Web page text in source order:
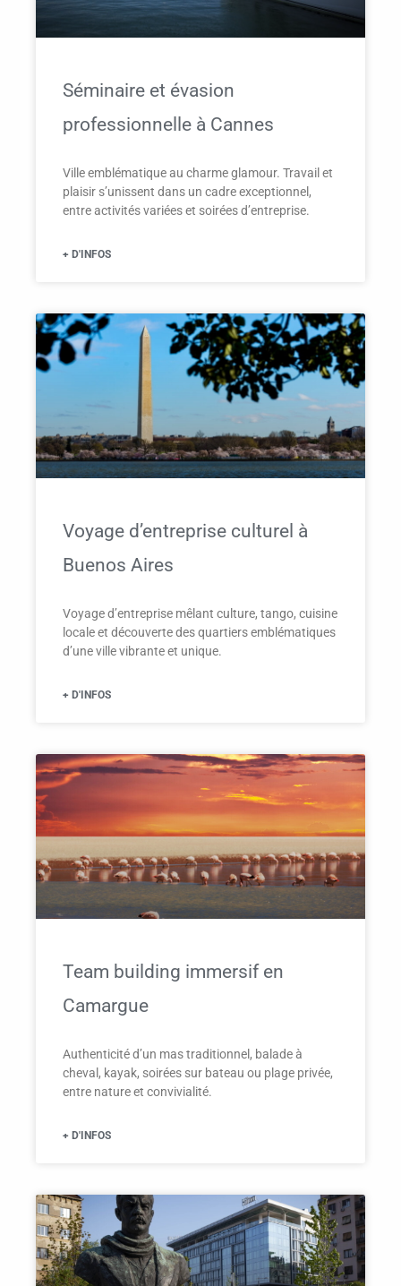
Séminaire et évasion
professionnelle à Cannes
Ville emblématique au charme glamour. Travail et
plaisir s’unissent dans un cadre exceptionnel,
entre activités variées et soirées d’entreprise.
+ D'INFOS
Voyage d’entreprise culturel à
Buenos Aires
Voyage d’entreprise mêlant culture, tango, cuisine
locale et découverte des quartiers emblématiques
d’une ville vibrante et unique.
+ D'INFOS
Team building immersif en
Camargue
Authenticité d’un mas traditionnel, balade à
cheval, kayak, soirées sur bateau ou plage privée,
entre nature et convivialité.
+ D'INFOS